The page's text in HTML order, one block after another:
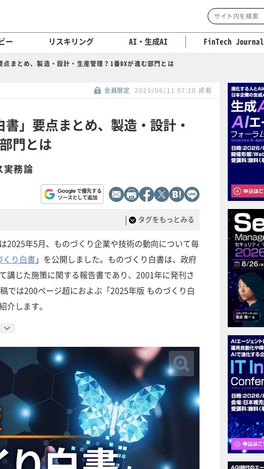
ー リスキリング AI・生成AI FinTech Journal
点まとめ、製造・設計・生産管理？1番DXが進む部門とは
会員限定 2025/06/11 07:10 掲載
書」要点まとめ、製造・設計・
門とは
実務論
| タグをもっとみる
2025年5月、ものづくり企業や技術の動向について毎
り白書 」を公開しました。ものづくり白書は、政府
講じた施策に関する報告書であり、2001年に発刊さ
では200ページ超におよぶ「2025年版 ものづくり白
介します。